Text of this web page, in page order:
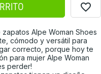
favorite_border
Alpe Woman Shoes
cómodo y versátil para
correcto, porque hoy te
para mujer Alpe Woman
perder!